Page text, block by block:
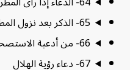
65- الذكر بعد نزول المطر
66- من أدعية الاستصحاء
67- دعاء رؤية الهلال